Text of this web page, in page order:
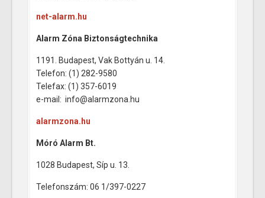
net-alarm.hu
Alarm Zóna Biztonságtechnika
1191. Budapest, Vak Bottyán u. 14.
Telefon: (1) 282-9580
Telefax: (1) 357-6019
e-mail: info@alarmzona.hu
alarmzona.hu
Móró Alarm Bt.
1028 Budapest, Síp u. 13.
Telefonszám: 06 1/397-0227